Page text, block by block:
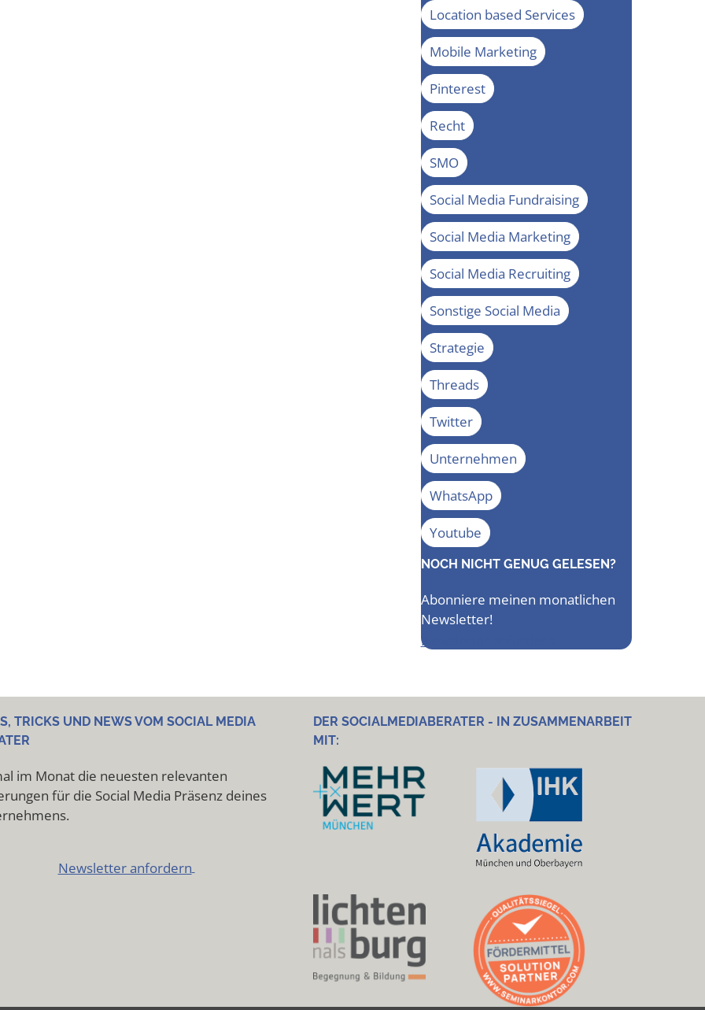
Location based Services
Mobile Marketing
Pinterest
Recht
SMO
Social Media Fundraising
Social Media Marketing
Social Media Recruiting
Sonstige Social Media
Strategie
Threads
Twitter
Unternehmen
WhatsApp
Youtube
NOCH NICHT GENUG GELESEN?
Abonniere meinen monatlichen
Newsletter!
Newsletter anfordern
TRICKS UND NEWS VOM SOCIAL MEDIA
im Monat die neuesten relevanten
für die Social Media Präsenz deines
Newsletter anfordern
DER SOCIALMEDIABERATER - IN ZUSAMMENARBEIT
MIT: